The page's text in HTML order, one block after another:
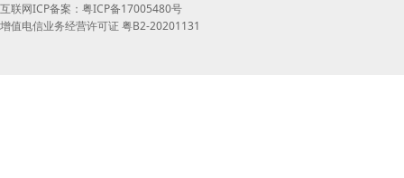
互联网ICP备案：粤ICP备17005480号
增值电信业务经营许可证 粤B2-20201131